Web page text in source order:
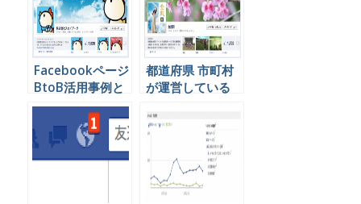
Facebookページ
BtoB活用事例と
運営の考え方
都道府県 市町村
が運営している
一覧